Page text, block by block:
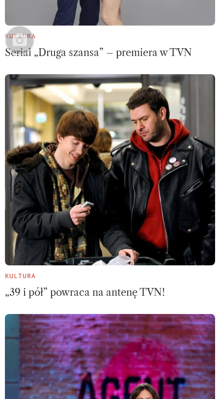
KULTURA
Serial „Druga szansa” – premiera w TVN
KULTURA
„39 i pół” powraca na antenę TVN!